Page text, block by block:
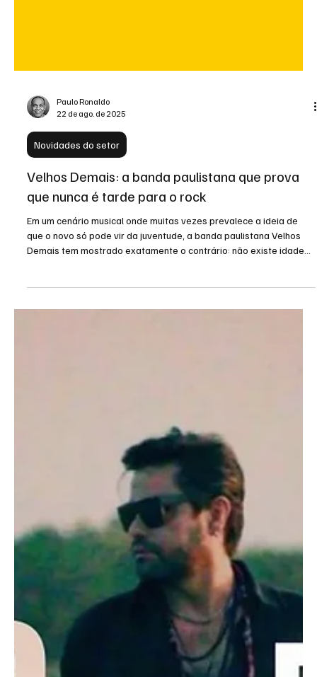
22 de ago. de 2025
Novidades do setor
Velhos Demais: a banda paulistana que prova
que nunca é tarde para o rock
Em um cenário musical onde muitas vezes prevalece a ideia de
para sonhar, criar e transformar o rock em catarse. O nome pode